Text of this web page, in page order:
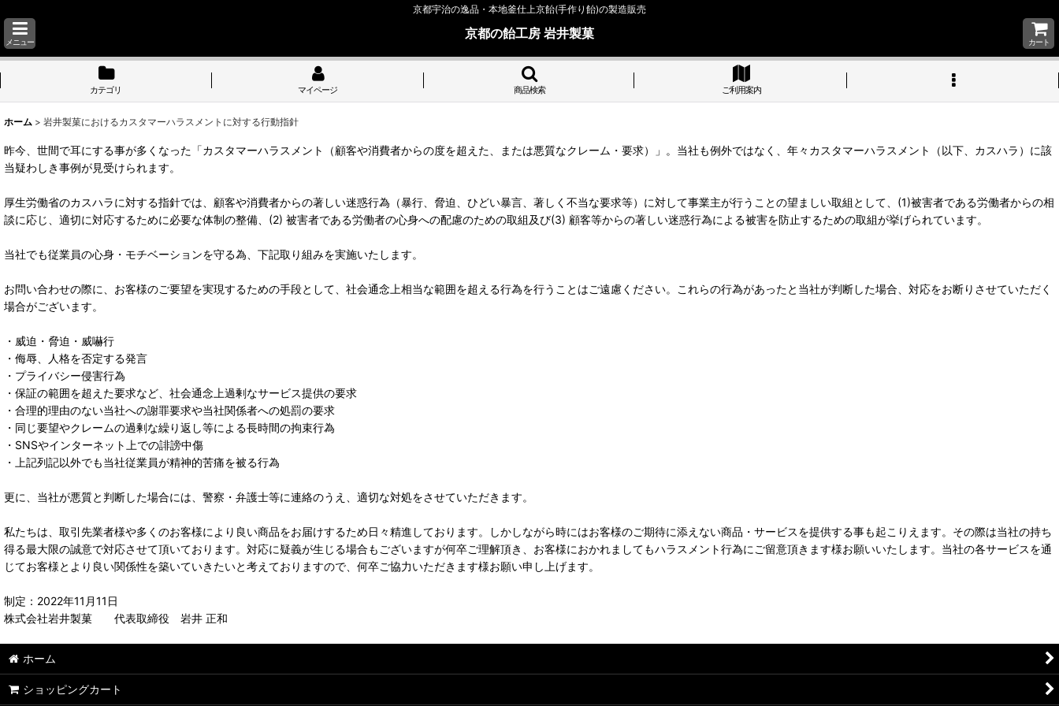
京都宇治の逸品・本地釜仕上京飴(手作り飴)の製造販売
メニュー
京都の飴工房 岩井製菓
カート
カテゴリ マイページ 商品検索 ご利用案内
ホーム > 岩井製菓におけるカスタマーハラスメントに対する行動指針
昨今、世間で耳にする事が多くなった「カスタマーハラスメント（顧客や消費者からの度を超えた、または悪質なクレーム・要求）」。当社も例外ではなく、年々カスタマーハラスメント（以下、カスハラ）に該
当疑わしき事例が見受けられます。
厚生労働省のカスハラに対する指針では、顧客や消費者からの著しい迷惑行為（暴行、脅迫、ひどい暴言、著しく不当な要求等）に対して事業主が行うことの望ましい取組として、(1)被害者である労働者からの相
談に応じ、適切に対応するために必要な体制の整備、(2) 被害者である労働者の心身への配慮のための取組及び(3) 顧客等からの著しい迷惑行為による被害を防止するための取組が挙げられています。
当社でも従業員の心身・モチベーションを守る為、下記取り組みを実施いたします。
お問い合わせの際に、お客様のご要望を実現するための手段として、社会通念上相当な範囲を超える行為を行うことはご遠慮ください。これらの行為があったと当社が判断した場合、対応をお断りさせていただく
場合がございます。
・威迫・脅迫・威嚇行
・侮辱、人格を否定する発言
・プライバシー侵害行為
・保証の範囲を超えた要求など、社会通念上過剰なサービス提供の要求
・合理的理由のない当社への謝罪要求や当社関係者への処罰の要求
・同じ要望やクレームの過剰な繰り返し等による長時間の拘束行為
・SNSやインターネット上での誹謗中傷
・上記列記以外でも当社従業員が精神的苦痛を被る行為
更に、当社が悪質と判断した場合には、警察・弁護士等に連絡のうえ、適切な対処をさせていただきます。
私たちは、取引先業者様や多くのお客様により良い商品をお届けするため日々精進しております。しかしながら時にはお客様のご期待に添えない商品・サービスを提供する事も起こりえます。その際は当社の持ち
得る最大限の誠意で対応させて頂いております。対応に疑義が生じる場合もございますが何卒ご理解頂き、お客様におかれましてもハラスメント行為にご留意頂きます様お願いいたします。当社の各サービスを通
じてお客様とより良い関係性を築いていきたいと考えておりますので、何卒ご協力いただきます様お願い申し上げます。
制定：2022年11月11日
株式会社岩井製菓 代表取締役 岩井 正和
ホーム
ショッピングカート